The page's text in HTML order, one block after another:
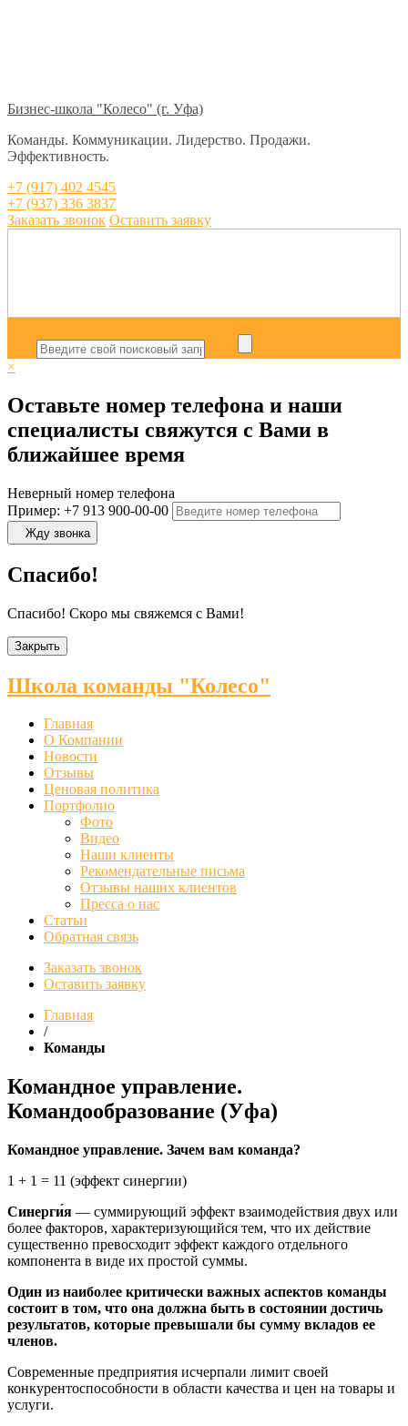
Бизнес-школа "Колесо" (г. Уфа)
Команды. Коммуникации. Лидерство. Продажи.
Эффективность.
+7 (917) 402 4545
+7 (937) 336 3837
Заказать звонок Оставить заявку
×
Оставьте номер телефона и наши
специалисты свяжутся с Вами в
ближайшее время
Неверный номер телефона
Пример: +7 913 900-00-00
Жду звонка
Спасибо!
Спасибо! Скоро мы свяжемся с Вами!
Закрыть
Школа команды "Колесо"
Главная
О Компании
Новости
Отзывы
Ценовая политика
Портфолио
Фото
Видео
Наши клиенты
Рекомендательные письма
Отзывы наших клиентов
Пресса о нас
Статьи
Обратная связь
Заказать звонок
Оставить заявку
Главная
/
Команды
Командное управление.
Командообразование (Уфа)
Командное управление. Зачем вам команда?
1 + 1 = 11 (эффект синергии)
Синерги́я — суммирующий эффект взаимодействия двух или
более факторов, характеризующийся тем, что их действие
существенно превосходит эффект каждого отдельного
компонента в виде их простой суммы.
Один из наиболее критически важных аспектов команды
состоит в том, что она должна быть в состоянии достичь
результатов, которые превышали бы сумму вкладов ее
членов.
Современные предприятия исчерпали лимит своей
конкурентоспособности в области качества и цен на товары и
услуги.